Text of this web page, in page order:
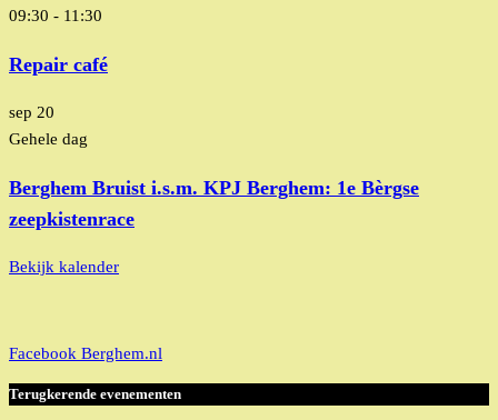
09:30 - 11:30
Repair café
sep 20
Gehele dag
Berghem Bruist i.s.m. KPJ Berghem: 1e Bèrgse
zeepkistenrace
Bekijk kalender
Facebook Berghem.nl
Terugkerende evenementen